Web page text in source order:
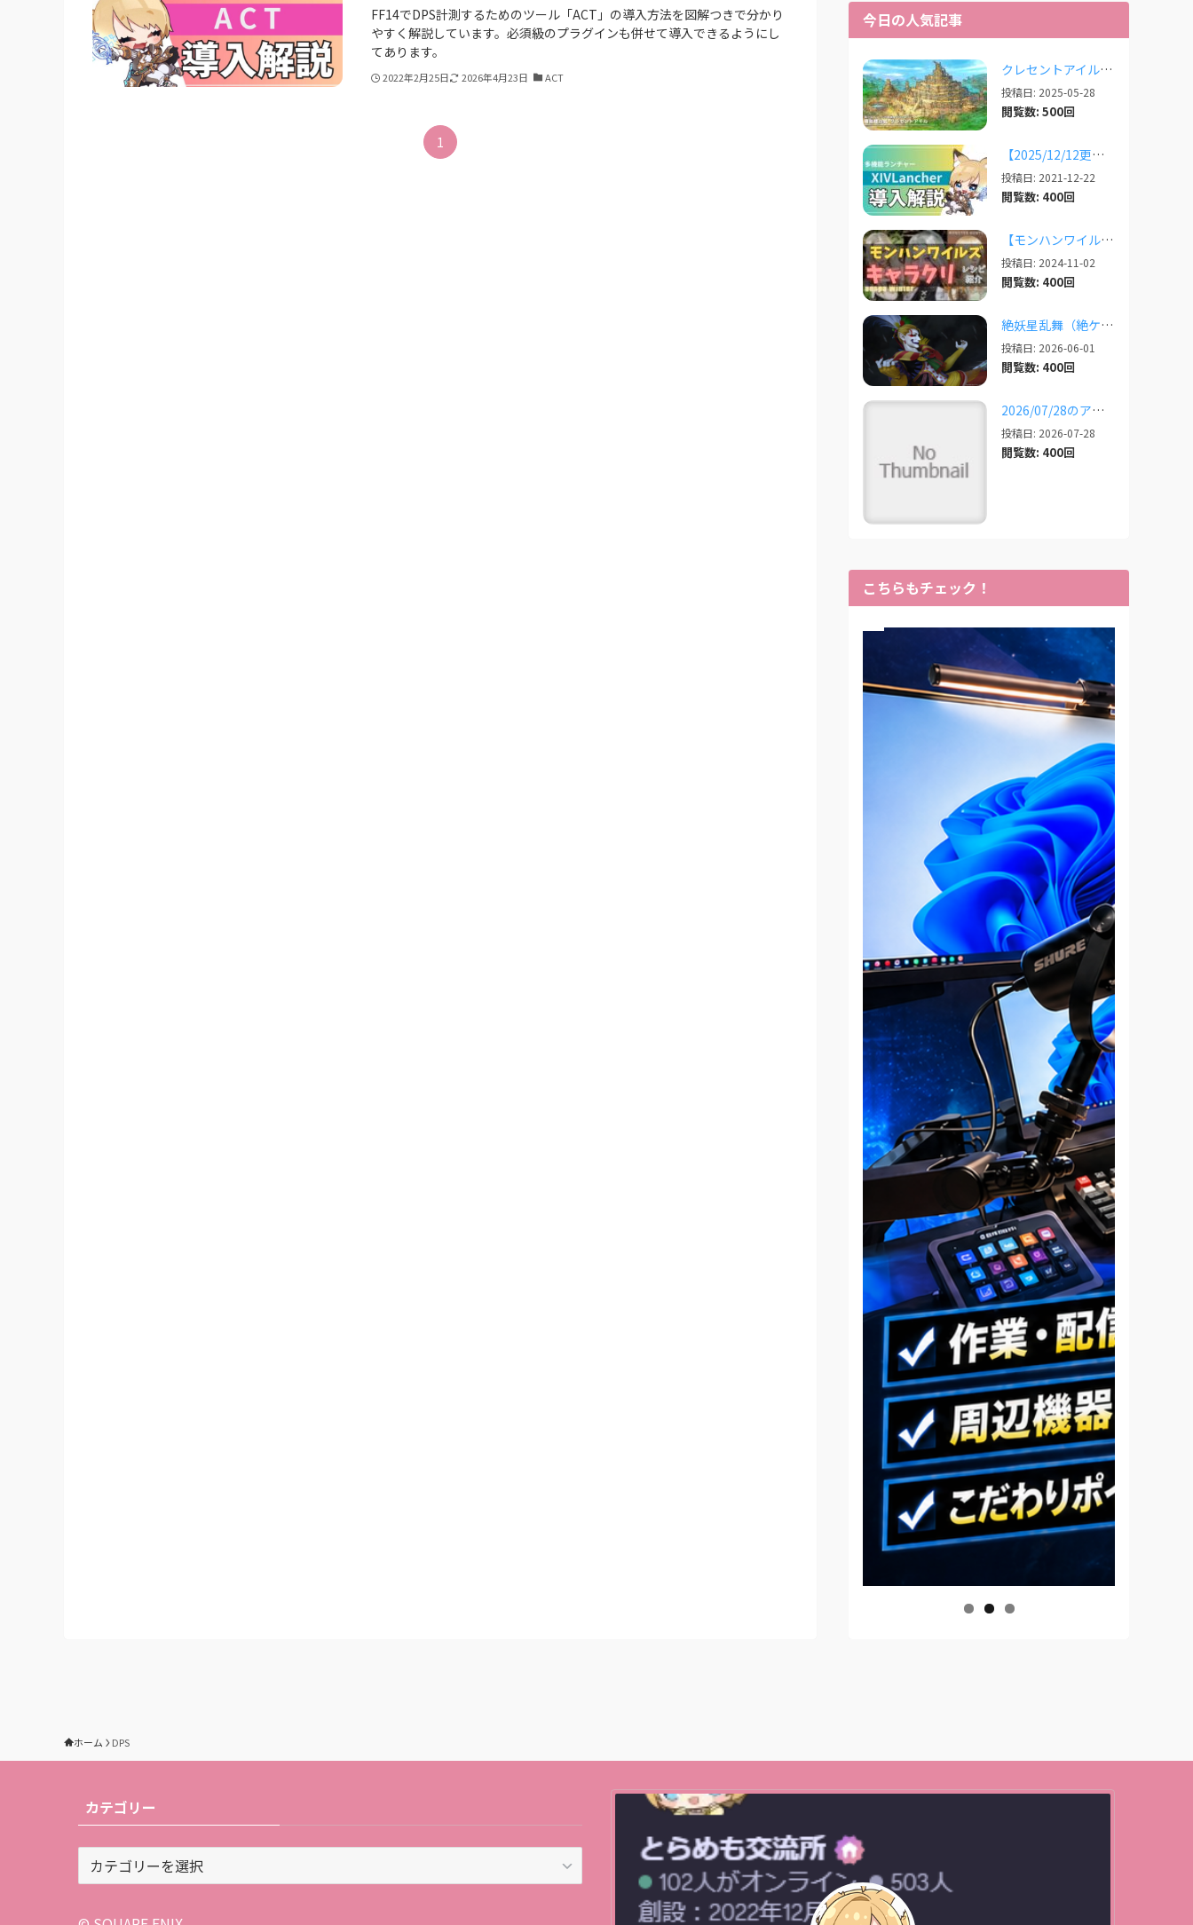
FF14でDPS計測するためのツール「ACT」の導入方法を図解つきで分かり
やすく解説しています。必須級のプラグインも併せて導入できるようにし
てあります。
2022年2月25日 2026年4月23日 ACT
1
今日の人気記事
クレセントアイルで使えるツール情報まとめ【2026/07/30更新】
投稿日: 2025-05-28
閲覧数: 500回
【2025/12/12更新】多機能ランチャー「XIVLauncher」の導入方法・使い方について
投稿日: 2021-12-22
閲覧数: 400回
【モンハンワイルズ】美人・かわいいキャラクリレシピまとめ＋その他オススメの設定など
投稿日: 2024-11-02
閲覧数: 400回
絶妖星乱舞（絶ケフカ）のSplatoonレイアウト・スクリプトまとめ
投稿日: 2026-06-01
閲覧数: 400回
2026/07/28のアプデ対応状況
投稿日: 2026-07-28
閲覧数: 400回
こちらもチェック！
ホーム DPS
カテゴリー
テ